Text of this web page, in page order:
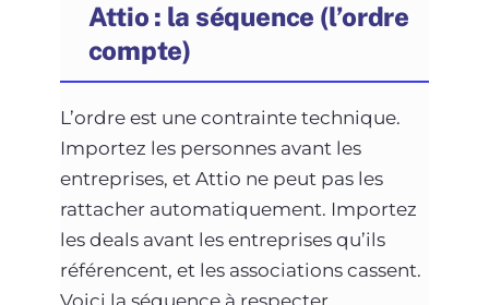
Attio : la séquence (l’ordre
compte)
L’ordre est une contrainte technique.
Importez les personnes avant les
entreprises, et Attio ne peut pas les
rattacher automatiquement. Importez
les deals avant les entreprises qu’ils
référencent, et les associations cassent.
Voici la séquence à respecter.